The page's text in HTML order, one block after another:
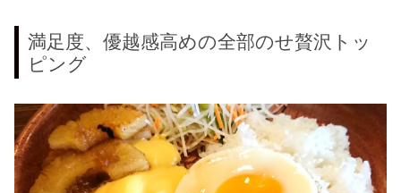
満足度、優越感高めの全部のせ贅沢トッ
ピング